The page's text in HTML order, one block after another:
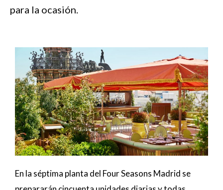
para la ocasión.
En la séptima planta del Four Seasons Madrid se